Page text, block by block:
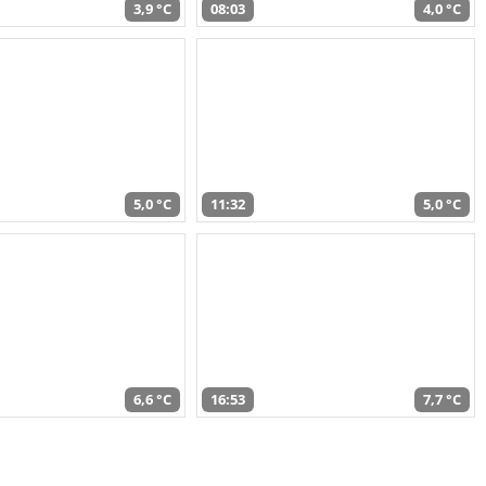
3,9 °C 08:03 4,0 °C
5,0 °C 11:32 5,0 °C
6,6 °C 16:53 7,7 °C